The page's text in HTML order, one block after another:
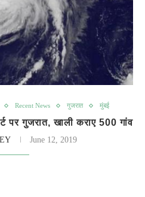
Recent News गुजरात मुंबई
गुजरात, खाली कराए 500 गांव
June 12, 2019